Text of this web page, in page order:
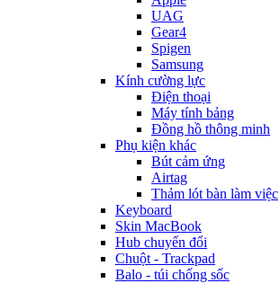
UAG
Gear4
Spigen
Samsung
Kính cường lực
Điện thoại
Máy tính bảng
Đồng hồ thông minh
Phụ kiện khác
Bút cảm ứng
Airtag
Thảm lót bàn làm việc
Keyboard
Skin MacBook
Hub chuyển đổi
Chuột - Trackpad
Balo - túi chống sốc